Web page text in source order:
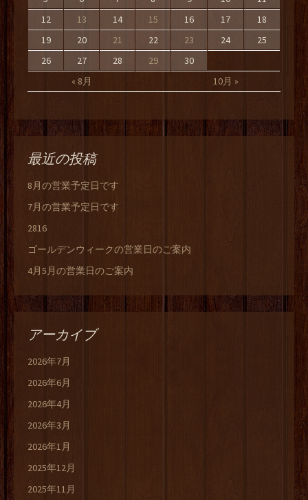
« 8月 10月 »
12
13 14 15 16 17
18
19
20 21 22 23 24
25
26
27 28 29 30
最近の投稿
8月の営業予定日です
7月の営業予定日です
2816
ゴールデンウィークの営業日のご案内
4月5月の営業日のご案内
アーカイブ
2026年7月
2026年6月
2026年4月
2026年3月
2026年1月
2025年12月
2025年11月